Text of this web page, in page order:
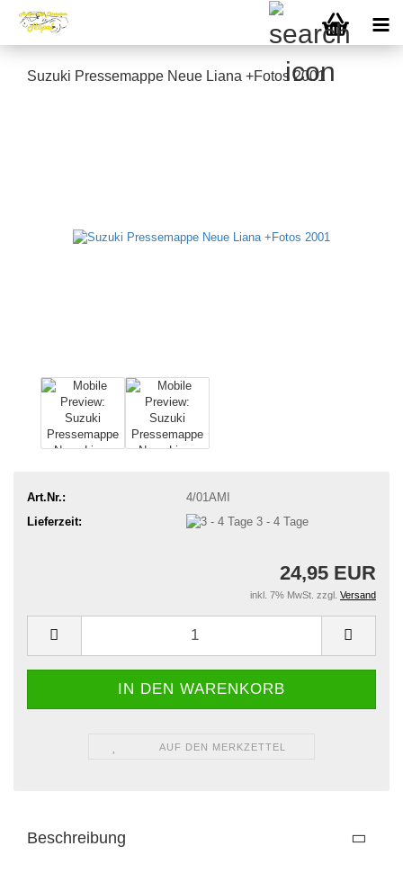
Suzuki Pressemappe Neue Liana +Fotos 2001
Art.Nr.:
4/01AMI
Lieferzeit:
3 - 4 Tage
24,95 EUR
inkl. 7% MwSt. zzgl. Versand
AUF DEN MERKZETTEL
Beschreibung